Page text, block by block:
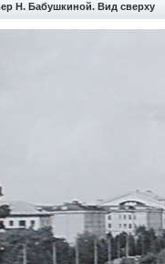
Н. Бабушкиной. Вид сверху